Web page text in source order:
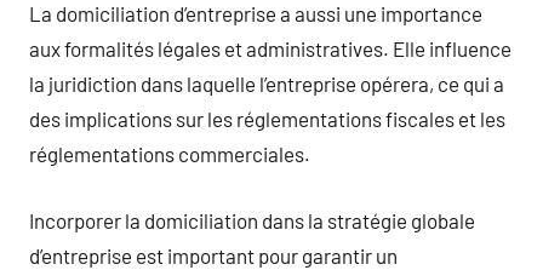
La domiciliation d’entreprise a aussi une importance
aux formalités légales et administratives. Elle influence
la juridiction dans laquelle l’entreprise opérera, ce qui a
des implications sur les réglementations fiscales et les
réglementations commerciales.
Incorporer la domiciliation dans la stratégie globale
d’entreprise est important pour garantir un